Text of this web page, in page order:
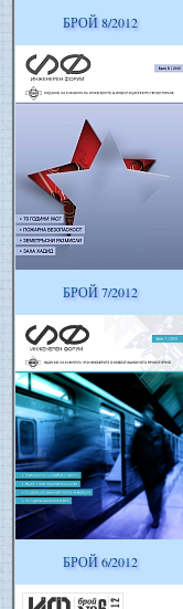
БРОЙ 8/2012
БРОЙ 7/2012
БРОЙ 6/2012